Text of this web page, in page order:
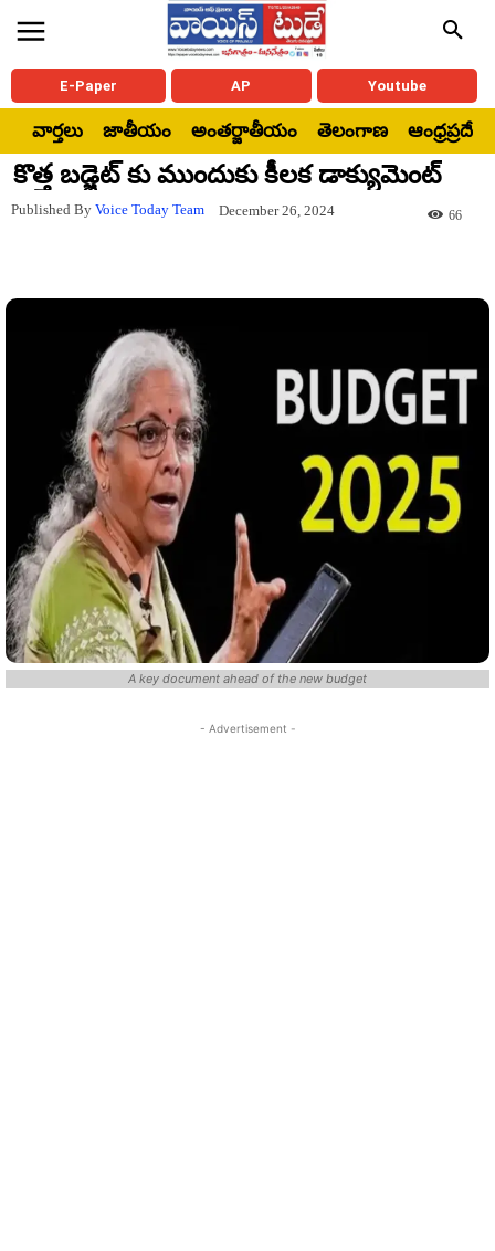
E-Paper AP Youtube
వార్తలు జాతీయం అంతర్జాతీయం తెలంగాణ ఆంధ్రప్రదేశ్
కొత్త బడ్జెట్ కు ముందుకు కీలక డాక్యుమెంట్
Published By Voice Today Team December 26, 2024 66
A key document ahead of the new budget
- Advertisement -